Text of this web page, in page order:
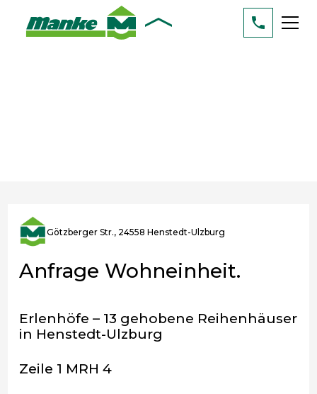
Götzberger Str., 24558 Henstedt-Ulzburg
Anfrage Wohneinheit.
Erlenhöfe – 13 gehobene Reihenhäuser
in Henstedt-Ulzburg
Zeile 1 MRH 4